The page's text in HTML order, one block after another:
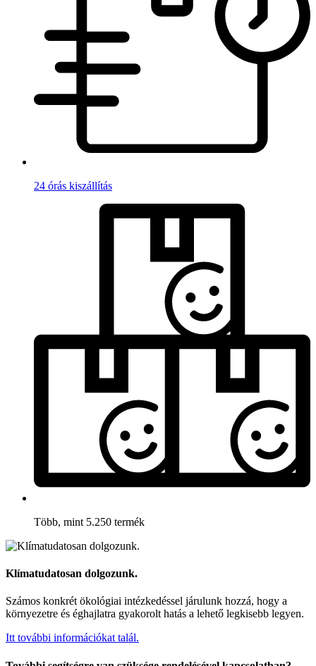
24 órás kiszállítás
Több, mint 5.250 termék
Klímatudatosan dolgozunk.
Számos konkrét ökológiai intézkedéssel járulunk hozzá, hogy a
környezetre és éghajlatra gyakorolt hatás a lehető legkisebb legyen.
Itt további információkat talál.